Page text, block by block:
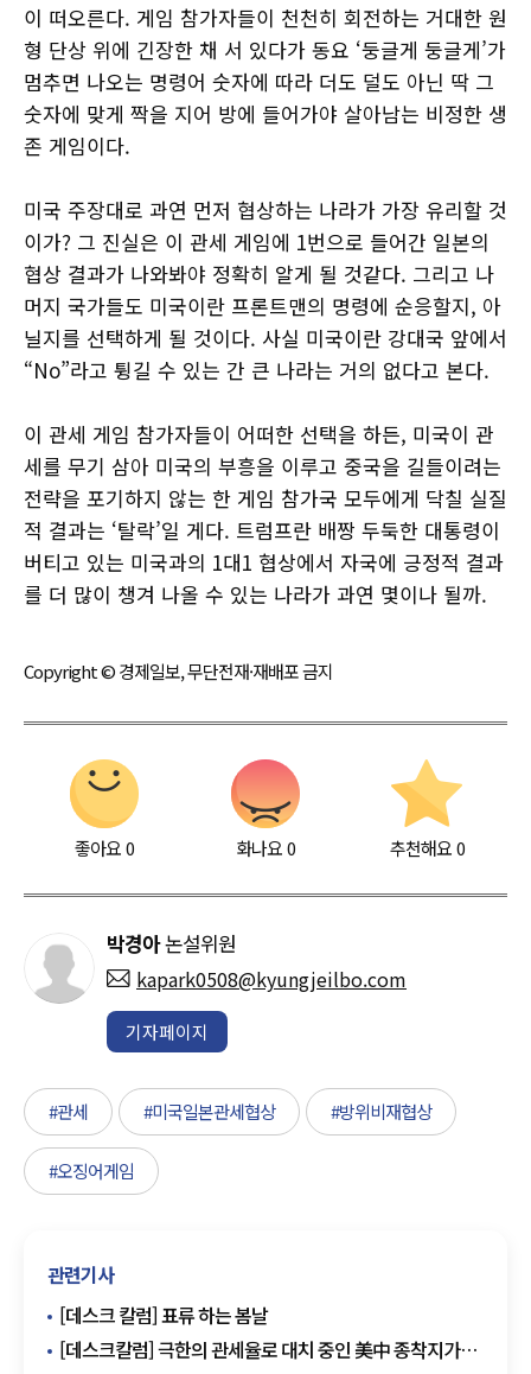
이 떠오른다. 게임 참가자들이 천천히 회전하는 거대한 원
형 단상 위에 긴장한 채 서 있다가 동요 ‘둥글게 둥글게’가
멈추면 나오는 명령어 숫자에 따라 더도 덜도 아닌 딱 그
숫자에 맞게 짝을 지어 방에 들어가야 살아남는 비정한 생
존 게임이다.
미국 주장대로 과연 먼저 협상하는 나라가 가장 유리할 것
이가? 그 진실은 이 관세 게임에 1번으로 들어간 일본의
협상 결과가 나와봐야 정확히 알게 될 것같다. 그리고 나
머지 국가들도 미국이란 프론트맨의 명령에 순응할지, 아
닐지를 선택하게 될 것이다. 사실 미국이란 강대국 앞에서
“No”라고 튕길 수 있는 간 큰 나라는 거의 없다고 본다.
이 관세 게임 참가자들이 어떠한 선택을 하든, 미국이 관
세를 무기 삼아 미국의 부흥을 이루고 중국을 길들이려는
전략을 포기하지 않는 한 게임 참가국 모두에게 닥칠 실질
적 결과는 ‘탈락’일 게다. 트럼프란 배짱 두둑한 대통령이
버티고 있는 미국과의 1대1 협상에서 자국에 긍정적 결과
를 더 많이 챙겨 나올 수 있는 나라가 과연 몇이나 될까.
Copyright © 경제일보, 무단전재·재배포 금지
좋아요0 화나요0 추천해요 0
박경아논설위원
kapark0508@kyungjeilbo.com
기자페이지
#관세 #미국일본관세협상 #방위비재협상
#오징어게임
관련기사
[데스크 칼럼] 표류 하는 봄날
[데스크칼럼] 극한의 관세율로 대치 중인 美中 종착지가